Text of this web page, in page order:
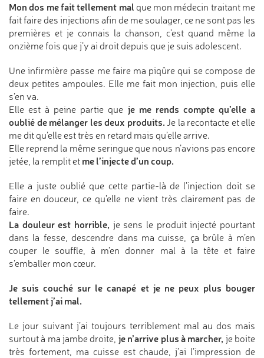
Mon dos me fait tellement mal que mon médecin traitant me
fait faire des injections afin de me soulager, ce ne sont pas les
premières et je connais la chanson, c’est quand même la
onzième fois que j’y ai droit depuis que je suis adolescent.
Une infirmière passe me faire ma piqûre qui se compose de
deux petites ampoules. Elle me fait mon injection, puis elle
s’en va.
Elle est à peine partie que je me rends compte qu’elle a
oublié de mélanger les deux produits. Je la recontacte et elle
me dit qu’elle est très en retard mais qu’elle arrive.
Elle reprend la même seringue que nous n’avions pas encore
jetée, la remplit et me l’injecte d’un coup.
Elle a juste oublié que cette partie-là de l’injection doit se
faire en douceur, ce qu’elle ne vient très clairement pas de
faire.
La douleur est horrible, je sens le produit injecté pourtant
dans la fesse, descendre dans ma cuisse, ça brûle à m’en
couper le souffle, à m’en donner mal à la tête et faire
s’emballer mon cœur.
Je suis couché sur le canapé et je ne peux plus bouger
tellement j’ai mal.
Le jour suivant j’ai toujours terriblement mal au dos mais
surtout à ma jambe droite, je n’arrive plus à marcher, je boite
très fortement, ma cuisse est chaude, j’ai l’impression de